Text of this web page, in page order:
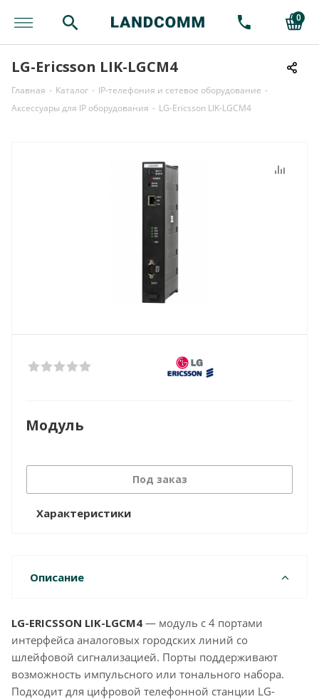
0
LG-Ericsson LIK-LGCM4
Главная - Каталог - IP-телефония и сетевое оборудование -
Аксессуары для IP оборудования - LG-Ericsson LIK-LGCM4
Модуль
Под заказ
Характеристики
Описание
LG-ERICSSON LIK-LGCM4 — модуль с 4 портами
интерфейса аналоговых городских линий со
шлейфовой сигнализацией. Порты поддерживают
возможность импульсного или тонального набора.
Подходит для цифровой телефонной станции LG-